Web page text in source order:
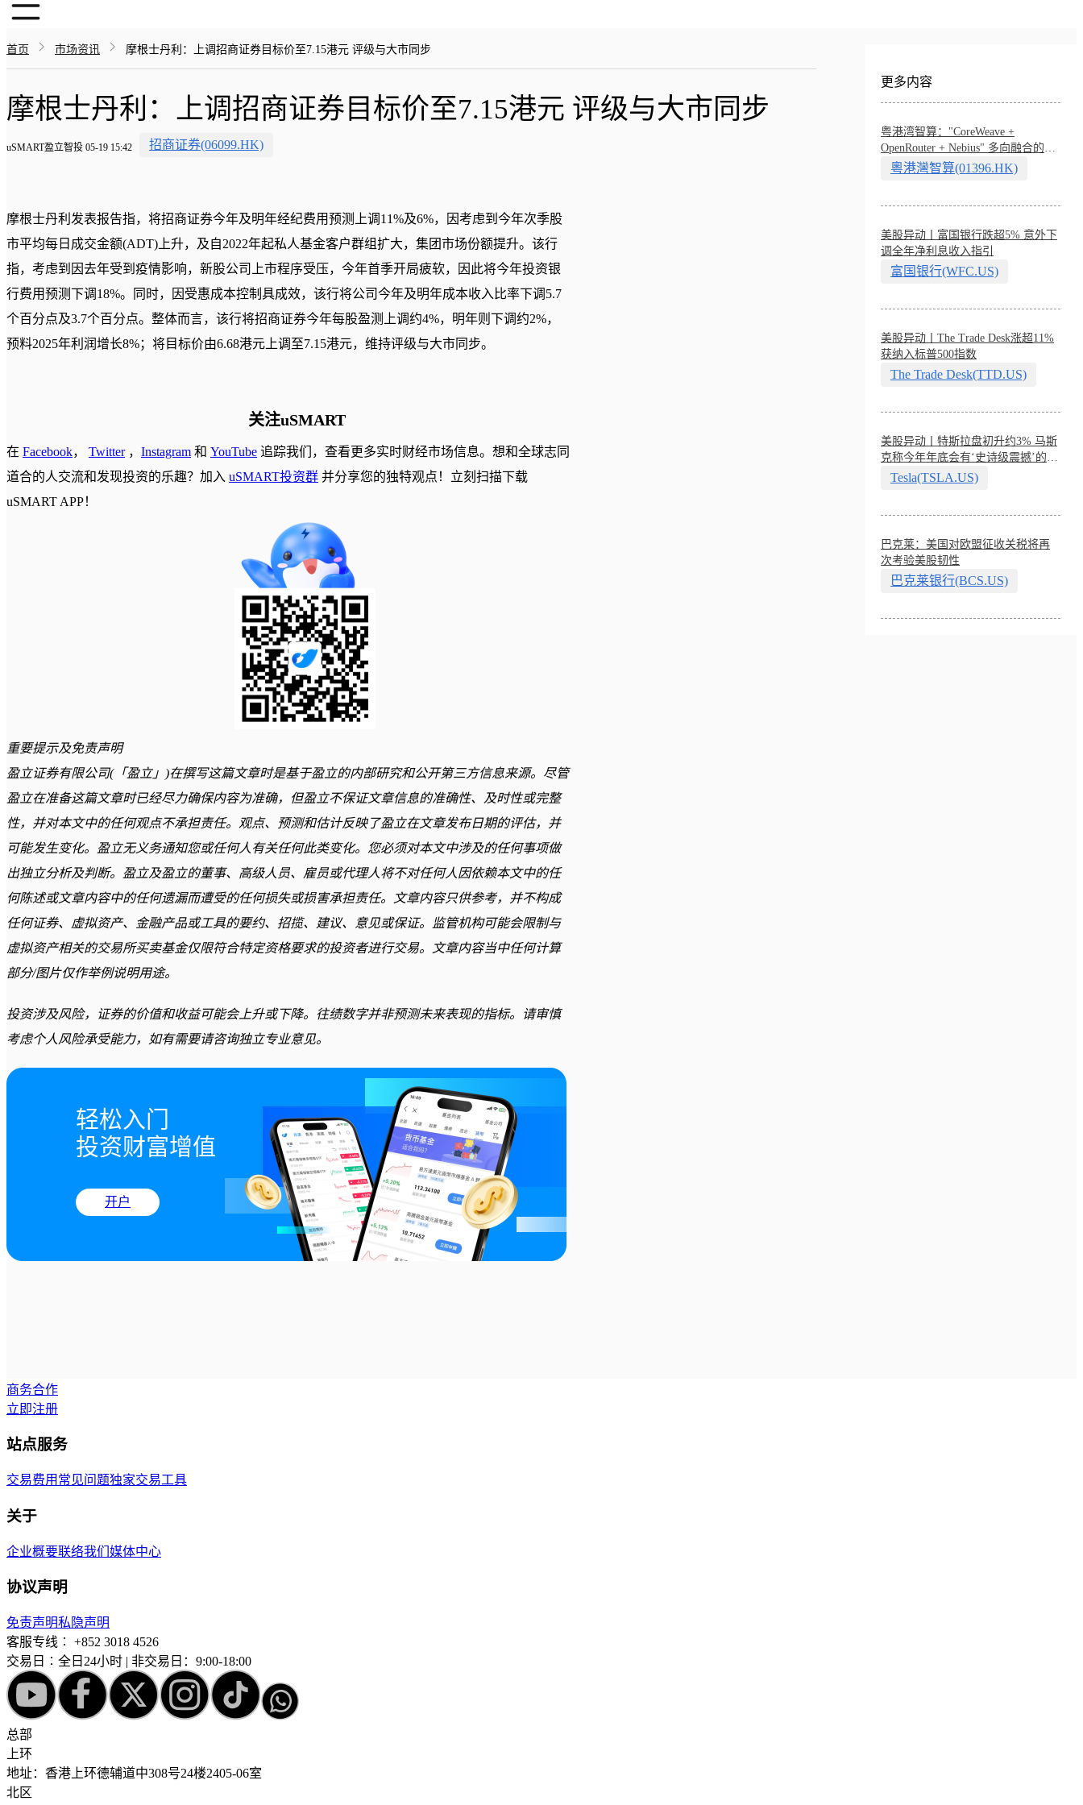
首页 市场资讯 摩根士丹利：上调招商证券目标价至7.15港元 评级与大市同步
摩根士丹利：上调招商证券目标价至7.15港元 评级与大市同步
uSMART盈立智投 05-19 15:42 招商证券(06099.HK)
摩根士丹利发表报告指，将招商证券今年及明年经纪费用预测上调11%及6%，因考虑到今年次季股
市平均每日成交金额(ADT)上升，及自2022年起私人基金客户群组扩大，集团市场份额提升。该行
指，考虑到因去年受到疫情影响，新股公司上市程序受压，今年首季开局疲软，因此将今年投资银
行费用预测下调18%。同时，因受惠成本控制具成效，该行将公司今年及明年成本收入比率下调5.7
个百分点及3.7个百分点。整体而言，该行将招商证券今年每股盈测上调约4%，明年则下调约2%，
预料2025年利润增长8%；将目标价由6.68港元上调至7.15港元，维持评级与大市同步。
关注uSMART
在 Facebook， Twitter， Instagram 和 YouTube 追踪我们，查看更多实时财经市场信息。想和全球志同
道合的人交流和发现投资的乐趣？加入 uSMART投资群 并分享您的独特观点！立刻扫描下载
uSMART APP！
重要提示及免责声明
盈立证券有限公司(「盈立」)在撰写这篇文章时是基于盈立的内部研究和公开第三方信息来源。尽管
盈立在准备这篇文章时已经尽力确保内容为准确，但盈立不保证文章信息的准确性、及时性或完整
性，并对本文中的任何观点不承担责任。观点、预测和估计反映了盈立在文章发布日期的评估，并
可能发生变化。盈立无义务通知您或任何人有关任何此类变化。您必须对本文中涉及的任何事项做
出独立分析及判断。盈立及盈立的董事、高级人员、雇员或代理人将不对任何人因依赖本文中的任
何陈述或文章内容中的任何遗漏而遭受的任何损失或损害承担责任。文章内容只供参考，并不构成
任何证券、虚拟资产、金融产品或工具的要约、招揽、建议、意见或保证。监管机构可能会限制与
虚拟资产相关的交易所买卖基金仅限符合特定资格要求的投资者进行交易。文章内容当中任何计算
部分/图片仅作举例说明用途。
投资涉及风险，证券的价值和收益可能会上升或下降。往绩数字并非预测未来表现的指标。请审慎
考虑个人风险承受能力，如有需要请咨询独立专业意见。
轻松入门
投资财富增值
开户
更多内容
粤港湾智算："CoreWeave +
OpenRouter + Nebius" 多向融合的中
国智算新范式
粵港灣智算(01396.HK)
美股异动丨富国银行跌超5% 意外下
调全年净利息收入指引
富国银行(WFC.US)
美股异动丨The Trade Desk涨超11%
获纳入标普500指数
The Trade Desk(TTD.US)
美股异动丨特斯拉盘初升约3% 马斯
克称今年年底会有‘史诗级震撼’的演
示Tesla(TSLA.US)
巴克莱：美国对欧盟征收关税将再
次考验美股韧性
巴克莱银行(BCS.US)
商务合作
立即注册
站点服务
交易费用 常见问题独家交易工具
关于
企业概要联络我们 媒体中心
协议声明
免责声明私隐声明
客服专线︰ +852 3018 4526
交易日︰全日24小时 | 非交易日：9:00-18:00
总部
上环
地址：香港上环德辅道中308号24楼2405-06室
北区